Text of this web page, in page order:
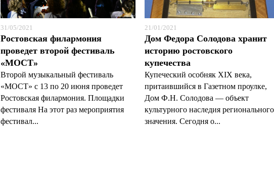
31/05/2021
Ростовская филармония
проведет второй фестиваль
«МОСТ»
Второй музыкальный фестиваль
«МОСТ» с 13 по 20 июня проведет
Ростовская филармония. Площадки
фестиваля На этот раз мероприятия
фестивал...
21/01/2021
Дом Федора Солодова хранит
историю ростовского
купечества
Купеческий особняк XIX века,
притаившийся в Газетном проулке,
Дом Ф.Н. Солодова — объект
культурного наследия регионального
значения. Сегодня о...